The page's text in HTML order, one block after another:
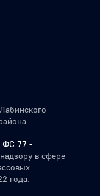
77 -
в сфере
года.